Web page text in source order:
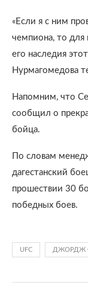
«Если я с ним
чемпиона, то для
его наследия
Нурмагомедова
Напомним, что
сообщил о
бойца.
По словам
дагестанский
прошествии 30
победных боев.
UFC ДЖОРДЖ